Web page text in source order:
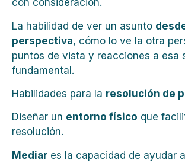
con consideración.
La habilidad de ver un asunto
perspectiva, cómo lo ve la otra
puntos de vista y reacciones a esa
fundamental.
Habilidades para la resolución de
Diseñar un entorno físico que
resolución.
Mediar es la capacidad de ayudar